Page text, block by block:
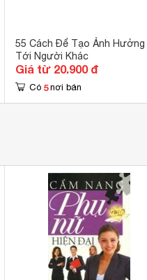
55 Cách Để Tạo Ảnh Hưởng
Tới Người Khác
Giá từ 20.900 đ
Có 5 nơi bán